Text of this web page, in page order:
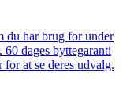
du har brug for under
dages byttegaranti
at se deres udvalg.